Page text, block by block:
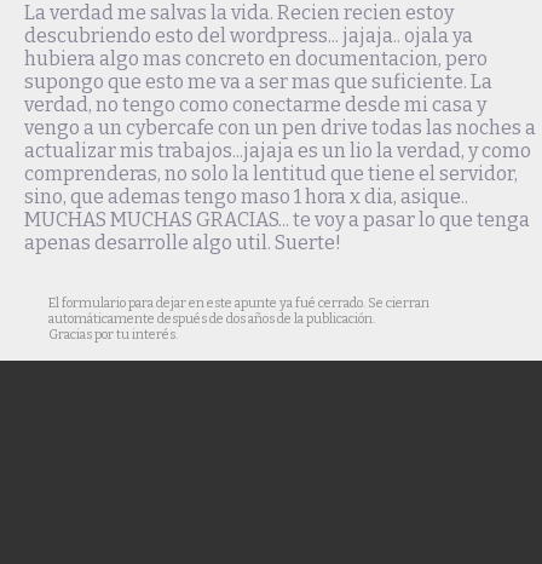
La verdad me salvas la vida. Recien recien estoy
descubriendo esto del wordpress... jajaja.. ojala ya
hubiera algo mas concreto en documentacion, pero
supongo que esto me va a ser mas que suficiente. La
verdad, no tengo como conectarme desde mi casa y
vengo a un cybercafe con un pen drive todas las noches a
actualizar mis trabajos...jajaja es un lio la verdad, y como
comprenderas, no solo la lentitud que tiene el servidor,
sino, que ademas tengo maso 1 hora x dia, asique..
MUCHAS MUCHAS GRACIAS... te voy a pasar lo que tenga
apenas desarrolle algo util. Suerte!
El formulario para dejar en este apunte ya fué cerrado. Se cierran
automáticamente después de dos años de la publicación.
Gracias por tu interés.